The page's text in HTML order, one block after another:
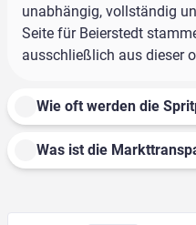
unabhängig, vollständig
Seite für Beierstedt
ausschließlich aus dieser
Wie oft werden die
Was ist die